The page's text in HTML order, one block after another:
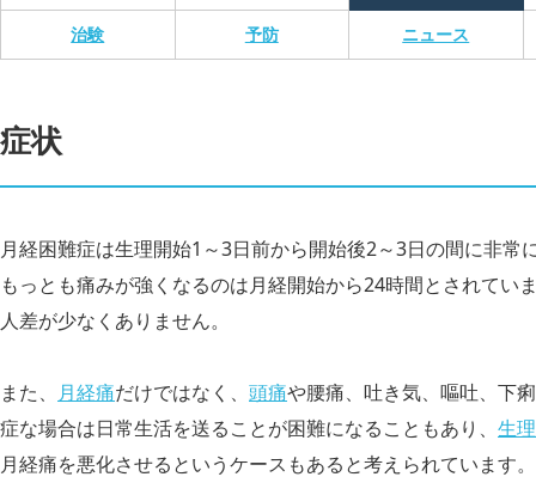
治験 予防 ニュース
症状
月経困難症は生理開始1～3日前から開始後2～3日の間に非常
もっとも痛みが強くなるのは月経開始から24時間とされてい
人差が少なくありません。
また、 月経痛だけではなく、 頭痛や腰痛、吐き気、嘔吐、下
症な場合は日常生活を送ることが困難になることもあり、 生
月経痛を悪化させるというケースもあると考えられています。